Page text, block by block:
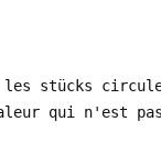
stücks
qui n'est